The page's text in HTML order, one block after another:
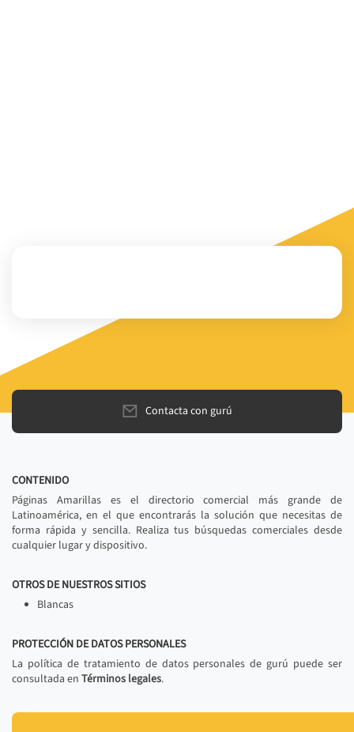
Contacta con gurú
CONTENIDO
Páginas Amarillas es el directorio comercial más grande de
Latinoamérica, en el que encontrarás la solución que necesitas de
forma rápida y sencilla. Realiza tus búsquedas comerciales desde
cualquier lugar y dispositivo.
OTROS DE NUESTROS SITIOS
Blancas
PROTECCIÓN DE DATOS PERSONALES
La política de tratamiento de datos personales de gurú puede ser
consultada en Términos legales.